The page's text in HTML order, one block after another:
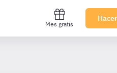
Mes gratis